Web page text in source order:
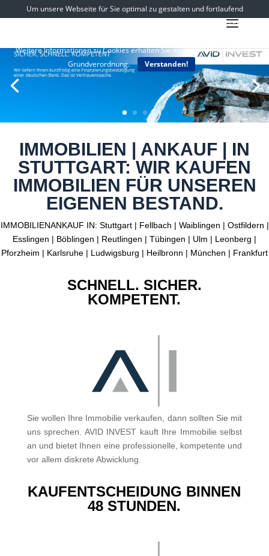
IMMOBILIEN | ANKAUF | IN
STUTTGART: WIR KAUFEN
IMMOBILIEN FÜR UNSEREN
EIGENEN BESTAND.
IMMOBILIENANKAUF IN: Stuttgart | Fellbach | Waiblingen | Ostfildern |
Esslingen | Böblingen | Reutlingen | Tübingen | Ulm | Leonberg |
Pforzheim | Karlsruhe | Ludwigsburg | Heilbronn | München | Frankfurt
SCHNELL. SICHER.
KOMPETENT.
Sie wollen Ihre Immobilie verkaufen, dann sollten Sie mit
uns sprechen. AVID INVEST kauft Ihre Immobilie selbst
an und bietet Ihnen eine professionelle, kompetente und
vor allem diskrete Abwicklung.
KAUFENTSCHEIDUNG BINNEN
48 STUNDEN.
Um unsere Webseite für Sie optimal zu gestalten und fortlaufend
verbessern zu können, verwenden wir Cookies. Durch die weitere
Weitere Informationen zu Cookies erhalten Sie in unserer Datenschutz-
Grundverordnung.
Verstanden!